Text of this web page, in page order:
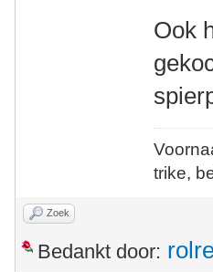
Ook
trike,
Zoek
Bedankt door: